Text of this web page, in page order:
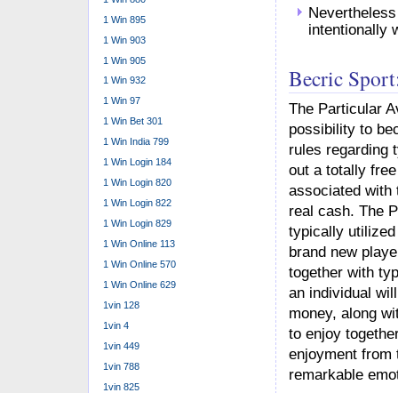
intentionally
Becric
The Particular
possibility to
rules regarding
out a totally
associated with
real cash. The
typically
brand new
together with
an individual
money, along
to enjoy
enjoyment from
remarkable
1 Win 895
1 Win 903
1 Win 905
1 Win 932
1 Win 97
1 Win Bet 301
1 Win India 799
1 Win Login 184
1 Win Login 820
1 Win Login 822
1 Win Login 829
1 Win Online 113
1 Win Online 570
1 Win Online 629
1vin 128
1vin 4
1vin 449
1vin 788
1vin 825